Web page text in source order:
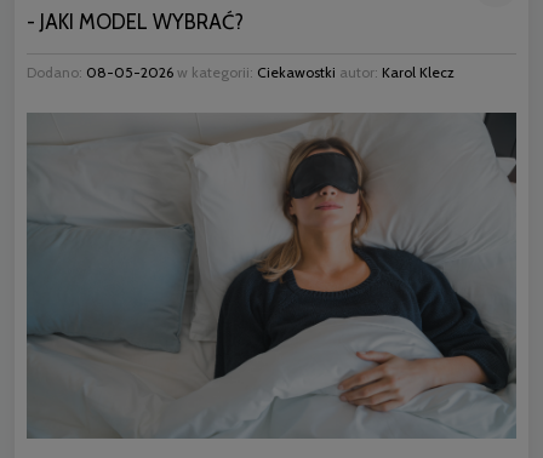
- JAKI MODEL WYBRAĆ?
Dodano: 08-05-2026 w kategorii: Ciekawostki autor: Karol Klecz